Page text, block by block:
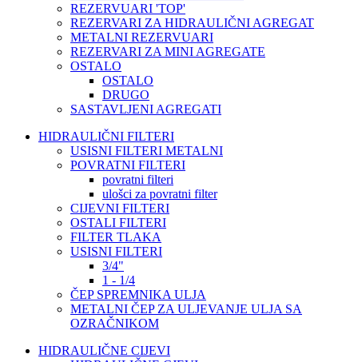
REZERVUARI 'TOP'
REZERVARI ZA HIDRAULIČNI AGREGAT
METALNI REZERVUARI
REZERVARI ZA MINI AGREGATE
OSTALO
OSTALO
DRUGO
SASTAVLJENI AGREGATI
HIDRAULIČNI FILTERI
USISNI FILTERI METALNI
POVRATNI FILTERI
povratni filteri
ulošci za povratni filter
CIJEVNI FILTERI
OSTALI FILTERI
FILTER TLAKA
USISNI FILTERI
3/4"
1 - 1/4
ČEP SPREMNIKA ULJA
METALNI ČEP ZA ULJEVANJE ULJA SA
OZRAČNIKOM
HIDRAULIČNE CIJEVI